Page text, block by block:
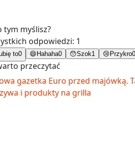
tym myślisz?
odpowiedzi: 1
to0 😄 Hahaha0 😯Szok1 😢 Przykro0
przeczytać